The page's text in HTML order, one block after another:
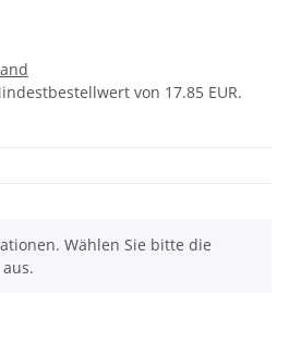
von 17.85 EUR.
Wählen Sie bitte die